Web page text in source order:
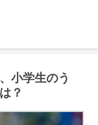
小学生のう
？